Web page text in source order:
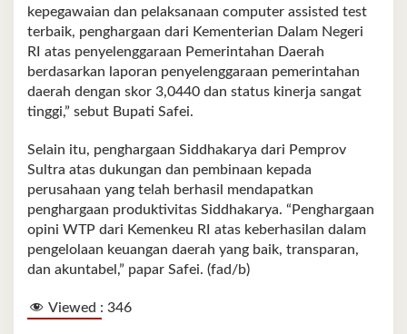
kepegawaian dan pelaksanaan computer assisted test
terbaik, penghargaan dari Kementerian Dalam Negeri
RI atas penyelenggaraan Pemerintahan Daerah
berdasarkan laporan penyelenggaraan pemerintahan
daerah dengan skor 3,0440 dan status kinerja sangat
tinggi,” sebut Bupati Safei.
Selain itu, penghargaan Siddhakarya dari Pemprov
Sultra atas dukungan dan pembinaan kepada
perusahaan yang telah berhasil mendapatkan
penghargaan produktivitas Siddhakarya. “Penghargaan
opini WTP dari Kemenkeu RI atas keberhasilan dalam
pengelolaan keuangan daerah yang baik, transparan,
dan akuntabel,” papar Safei. (fad/b)
Viewed : 346